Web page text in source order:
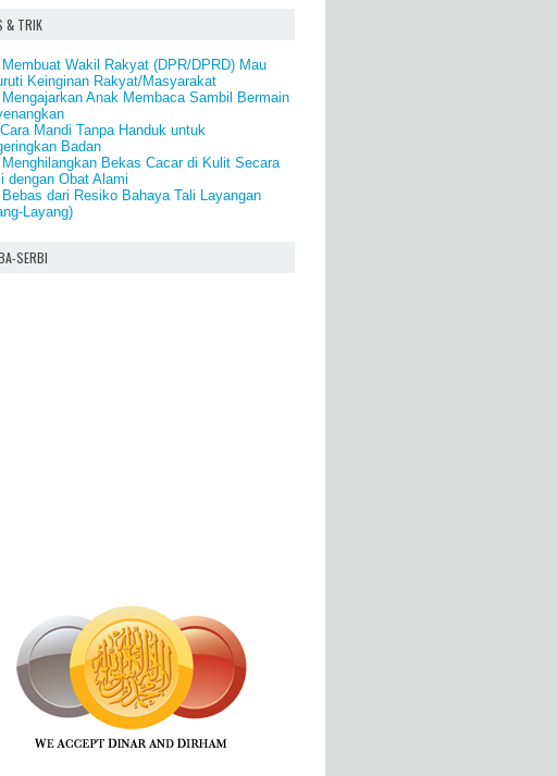
& TRIK
Wakil Rakyat (DPR/DPRD) Mau
Keinginan Rakyat/Masyarakat
Anak Membaca Sambil Bermain
Mandi Tanpa Handuk untuk
Badan
Menghilangkan Bekas Cacar di Kulit Secara
dengan Obat Alami
dari Resiko Bahaya Tali Layangan
Layang)
SERBI